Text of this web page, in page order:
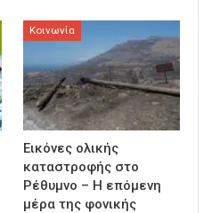
Κοινωνία
Εικόνες ολικής
καταστροφής στο
Ρέθυμνο – Η επόμενη
μέρα της φονικής